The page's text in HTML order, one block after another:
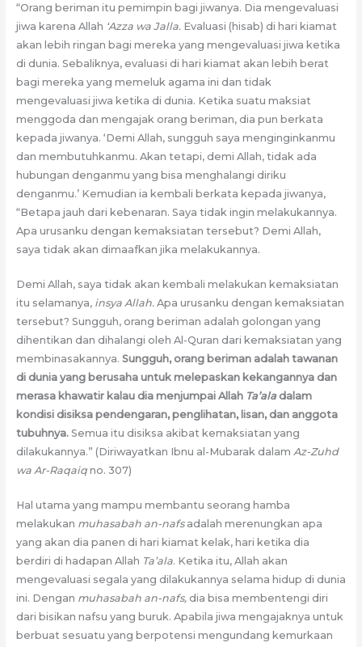
“Orang beriman itu pemimpin bagi jiwanya. Dia mengevaluasi
jiwa karena Allah ‘Azza wa Jalla.Evaluasi (hisab) di hari kiamat
akan lebih ringan bagi mereka yang mengevaluasi jiwa ketika
di dunia. Sebaliknya, evaluasi di hari kiamat akan lebih berat
bagi mereka yang memeluk agama ini dan tidak
mengevaluasi jiwa ketika di dunia. Ketika suatu maksiat
menggoda dan mengajak orang beriman, dia pun berkata
kepada jiwanya. ‘Demi Allah, sungguh saya menginginkanmu
dan membutuhkanmu. Akan tetapi, demi Allah, tidak ada
hubungan denganmu yang bisa menghalangi diriku
denganmu.’ Kemudian ia kembali berkata kepada jiwanya,
“Betapa jauh dari kebenaran. Saya tidak ingin melakukannya.
Apa urusanku dengan kemaksiatan tersebut? Demi Allah,
saya tidak akan dimaafkan jika melakukannya.
Demi Allah, saya tidak akan kembali melakukan kemaksiatan
itu selamanya, insya Allah.Apa urusanku dengan kemaksiatan
tersebut? Sungguh, orang beriman adalah golongan yang
dihentikan dan dihalangi oleh Al-Quran dari kemaksiatan yang
membinasakannya. Sungguh, orang beriman adalah tawanan
di dunia yang berusaha untuk melepaskan kekangannya dan
merasa khawatir kalau dia menjumpai Allah Ta’aladalam
kondisi disiksa pendengaran, penglihatan, lisan, dan anggota
tubuhnya.Semua itu disiksa akibat kemaksiatan yang
dilakukannya.” (Diriwayatkan Ibnu al-Mubarak dalam Az-Zuhd
wa Ar-Raqaiqno. 307)
Hal utama yang mampu membantu seorang hamba
melakukan muhasabah an-nafs adalah merenungkan apa
yang akan dia panen di hari kiamat kelak, hari ketika dia
berdiri di hadapan Allah Ta’ala. Ketika itu, Allah akan
mengevaluasi segala yang dilakukannya selama hidup di dunia
ini. Dengan muhasabah an-nafs, dia bisa membentengi diri
dari bisikan nafsu yang buruk. Apabila jiwa mengajaknya untuk
berbuat sesuatu yang berpotensi mengundang kemurkaan